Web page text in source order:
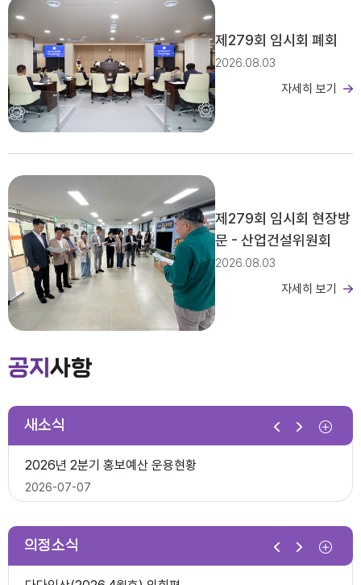
2026년 2분기 홍보예산 운용현황
제279회 익산시의회(임시회) 의사일정(안)
제279회 익산시의회 임시회 집회공고
제278회 익산시의회 임시회 의사일정(안)
제279회 임시회 폐회
2026.08.03
자세히 보기
제279회 임시회 현장방
문 - 산업건설위원회
2026.08.03
자세히 보기
공지 사항
새소식
2026-03-26
2026년 2분기 홍보예산 운용현황
2026-07-07
의정소식
다다익산(2025.12월호) 의회편
2025-12-03